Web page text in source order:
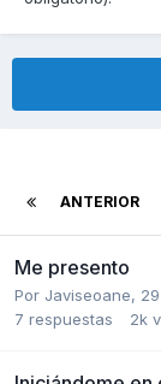
ANTERIOR
Me presento
Por Javiseoane,
7 respuestas 2k